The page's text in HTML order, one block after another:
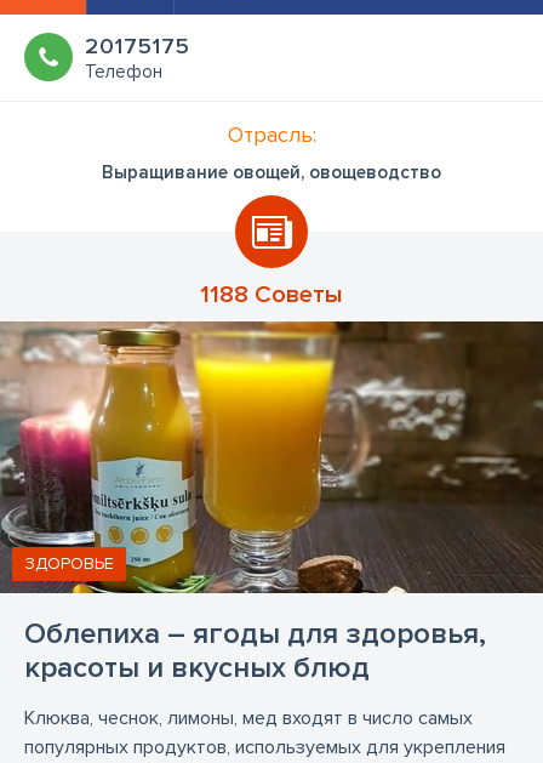
20175175
Телефон
Отрасль:
Выращивание овощей, овощеводство
1188 Советы
Облепиха – ягоды для здоровья,
красоты и вкусных блюд
ЗДОРОВЬЕ
Клюква, чеснок, лимоны, мед входят в число самых
популярных продуктов, используемых для укрепления